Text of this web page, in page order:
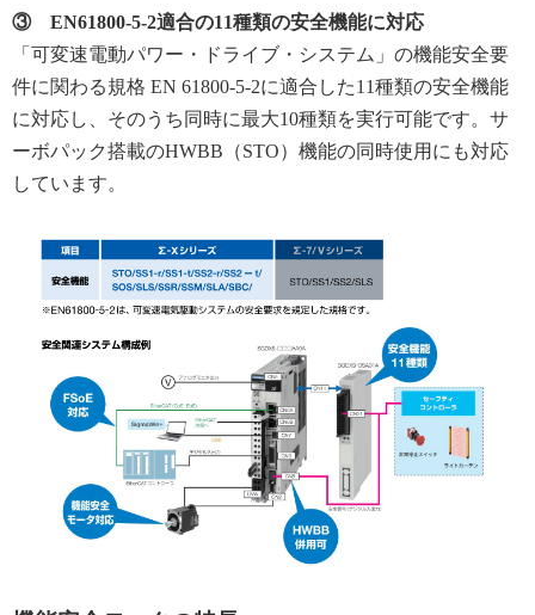
③ EN61800-5-2適合の11種類の安全機能に対応
「可変速電動パワー・ドライブ・システム」の機能安全要
件に関わる規格 EN 61800-5-2に適合した11種類の安全機能
に対応し、そのうち同時に最大10種類を実行可能です。サ
ーボパック搭載のHWBB（STO）機能の同時使用にも対応
しています。